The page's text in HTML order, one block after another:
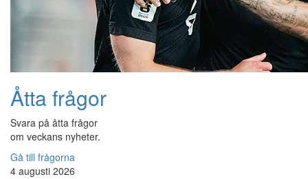
Åtta frågor
Svara på åtta frågor
om veckans nyheter.
Gå till frågorna
4 augusti 2026